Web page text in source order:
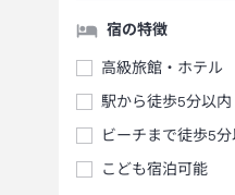
宿の特徴
高級旅館・ホテル
駅から徒歩5分以内
ビーチまで徒歩5分
こども宿泊可能